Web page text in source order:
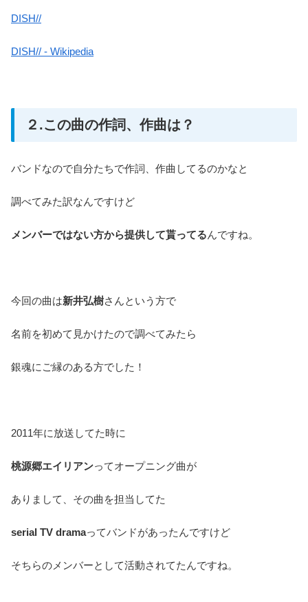
DISH//
DISH// - Wikipedia
２.この曲の作詞、作曲は？
バンドなので自分たちで作詞、作曲してるのかなと
調べてみた訳なんですけど
メンバーではない方から提供して貰ってるんですね。
今回の曲は新井弘樹さんという方で
名前を初めて見かけたので調べてみたら
銀魂にご縁のある方でした！
2011年に放送してた時に
桃源郷エイリアンってオープニング曲が
ありまして、その曲を担当してた
serial TV dramaってバンドがあったんですけど
そちらのメンバーとして活動されてたんですね。